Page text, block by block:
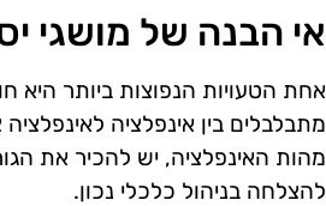
אי הבנה של מושגי
אחת הטעויות הנפוצות ביותר היא
מתבלבלים בין אינפלציה
מהות האינפלציה, יש להכיר את
להצלחה בניהול כלכלי נכון.